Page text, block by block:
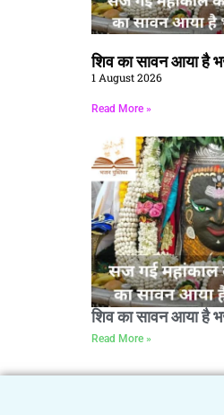
शिव का सावन आया है
1 August 2026
Read More »
शिव का सावन आया है
Read More »